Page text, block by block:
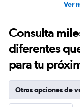
Ver
Consulta
diferentes
para tu
Otras opciones de